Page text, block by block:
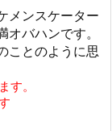
メンスケーター
バハンです。
ことのように思
す。